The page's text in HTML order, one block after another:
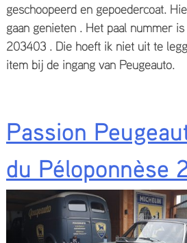
geschoopeerd en gepoedercoat.
gaan genieten . Het paal nummer
203403 . Die hoeft ik niet uit te
item bij de ingang van Peugeauto.
Passion
du Péloponnèse